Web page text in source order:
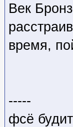
Век
время,
-----
фсё